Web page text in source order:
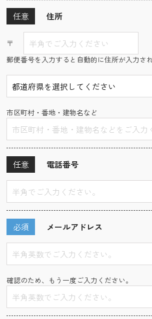
住所
任意
〒
郵便番号を入力すると自動的に住所が入力され
市区町村・番地・建物名など
電話番号
任意
メールアドレス
必須
確認のため、もう一度ご入力ください。